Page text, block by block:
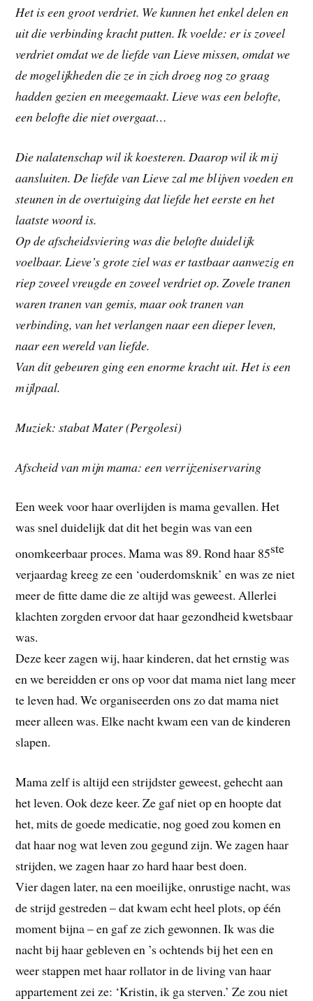
Het is een groot verdriet. We kunnen het enkel delen en
uit die verbinding kracht putten. Ik voelde: er is zoveel
verdriet omdat we de liefde van Lieve missen, omdat we
de mogelijkheden die ze in zich droeg nog zo graag
hadden gezien en meegemaakt. Lieve was een belofte,
een belofte die niet overgaat…
Die nalatenschap wil ik koesteren. Daarop wil ik mij
aansluiten. De liefde van Lieve zal me blijven voeden en
steunen in de overtuiging dat liefde het eerste en het
laatste woord is.
Op de afscheidsviering was die belofte duidelijk
voelbaar. Lieve’s grote ziel was er tastbaar aanwezig en
riep zoveel vreugde en zoveel verdriet op. Zovele tranen
waren tranen van gemis, maar ook tranen van
verbinding, van het verlangen naar een dieper leven,
naar een wereld van liefde.
Van dit gebeuren ging een enorme kracht uit. Het is een
mijlpaal.
Muziek: stabat Mater (Pergolesi)
Afscheid van mijn mama: een verrijzeniservaring
Een week voor haar overlijden is mama gevallen. Het
was snel duidelijk dat dit het begin was van een
onomkeerbaar proces. Mama was 89. Rond haar 85ste
verjaardag kreeg ze een ‘ouderdomsknik’ en was ze niet
meer de fitte dame die ze altijd was geweest. Allerlei
klachten zorgden ervoor dat haar gezondheid kwetsbaar
was.
Deze keer zagen wij, haar kinderen, dat het ernstig was
en we bereidden er ons op voor dat mama niet lang meer
te leven had. We organiseerden ons zo dat mama niet
meer alleen was. Elke nacht kwam een van de kinderen
slapen.
Mama zelf is altijd een strijdster geweest, gehecht aan
het leven. Ook deze keer. Ze gaf niet op en hoopte dat
het, mits de goede medicatie, nog goed zou komen en
dat haar nog wat leven zou gegund zijn. We zagen haar
strijden, we zagen haar zo hard haar best doen.
Vier dagen later, na een moeilijke, onrustige nacht, was
de strijd gestreden – dat kwam echt heel plots, op één
moment bijna – en gaf ze zich gewonnen. Ik was die
nacht bij haar gebleven en ’s ochtends bij het een en
weer stappen met haar rollator in de living van haar
appartement zei ze: ‘Kristin, ik ga sterven.’ Ze zou niet